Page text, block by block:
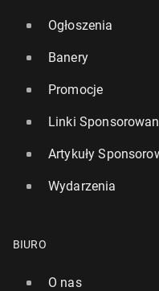
9 maja 2025, 11:00
Ogłoszenia
Banery
Promocje
Linki
Artykuły
Wydarzenia
BIURO
O nas